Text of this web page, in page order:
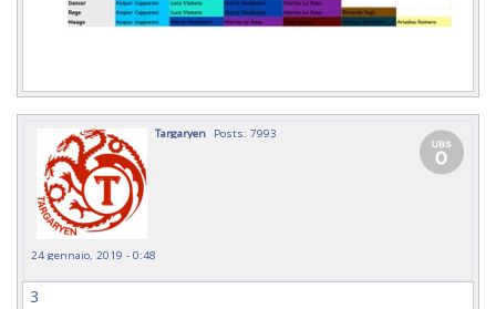
Targaryen Posts: 7993
24 gennaio, 2019 - 0:48
3